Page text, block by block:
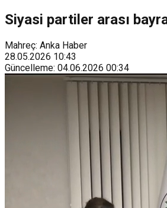
Siyasi partiler arası
Mahreç: Anka Haber
28.05.2026 10:43
Güncelleme: 04.06.2026 00:34